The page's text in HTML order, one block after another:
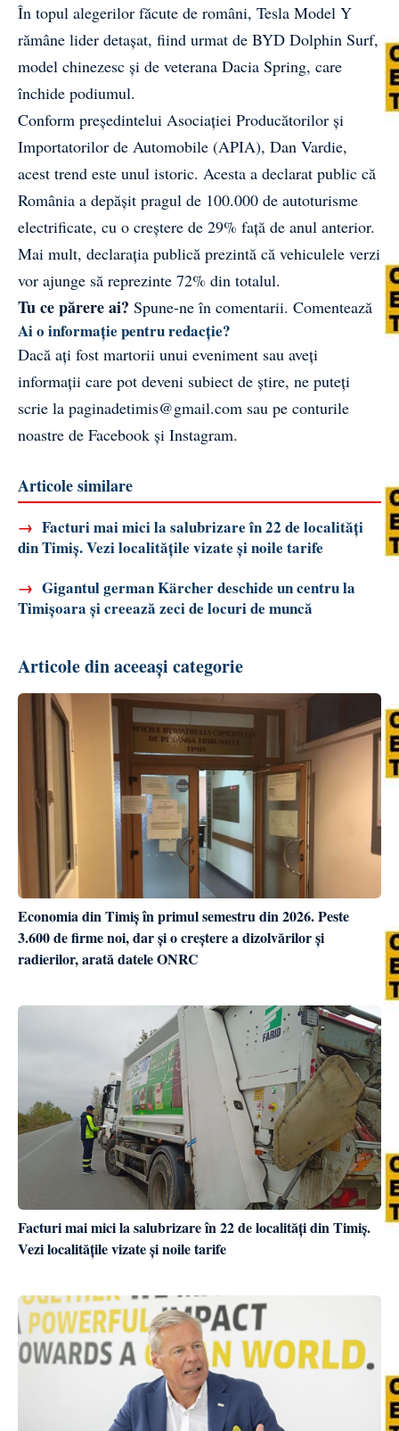
În topul alegerilor făcute de români, Tesla Model Y
rămâne lider detașat, fiind urmat de BYD Dolphin Surf,
model chinezesc și de veterana Dacia Spring, care
închide podiumul.
Conform președintelui Asociației Producătorilor și
Importatorilor de Automobile (APIA), Dan Vardie,
acest trend este unul istoric. Acesta a declarat public că
România a depășit pragul de 100.000 de autoturisme
electrificate, cu o creștere de 29% față de anul anterior.
Mai mult, declarația publică prezintă că vehiculele verzi
vor ajunge să reprezinte 72% din totalul.
Tu ce părere ai? Spune-ne în comentarii. Comentează
Ai o informație pentru redacție?
Dacă ați fost martorii unui eveniment sau aveți
informații care pot deveni subiect de știre, ne puteți
scrie la paginadetimis@gmail.com sau pe conturile
noastre de Facebook și Instagram.
Articole similare
→ Facturi mai mici la salubrizare în 22 de localități
din Timiș. Vezi localitățile vizate și noile tarife
→ Gigantul german Kärcher deschide un centru la
Timișoara și creează zeci de locuri de muncă
Articole din aceeași categorie
Economia din Timiș în primul semestru din 2026. Peste
3.600 de firme noi, dar și o creștere a dizolvărilor și
radierilor, arată datele ONRC
Facturi mai mici la salubrizare în 22 de localități din Timiș.
Vezi localitățile vizate și noile tarife